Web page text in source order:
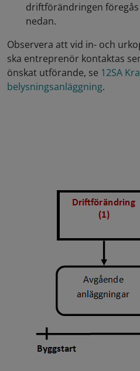
driftförändringen föregås
nedan.
Observera att vid in- och
ska entreprenör kontaktas
önskat utförande, se 12SA
belysningsanläggning.